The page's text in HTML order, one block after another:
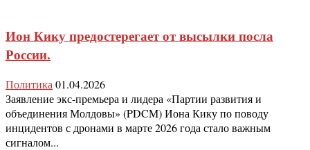
Ион Кику предостерегает от высылки посла
России.
Политика 01.04.2026
Заявление экс-премьера и лидера «Партии развития и
объединения Молдовы» (PDCM) Иона Кику по поводу
инцидентов с дронами в марте 2026 года стало важным
сигналом...